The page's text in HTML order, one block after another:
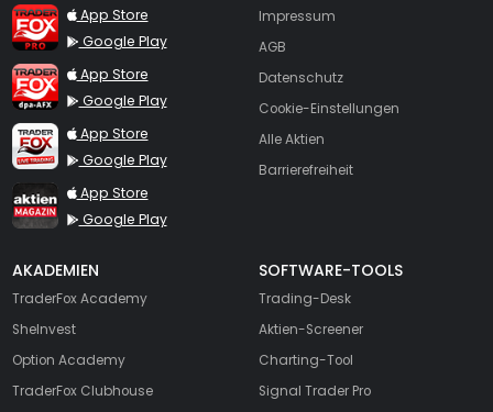
TraderFox Pro
App Store
Google Play
TraderFox dpa-AFX ProFeed
App Store
Google Play
TraderFox Live Trading
App Store
Google Play
TraderFox aktien Magazin
App Store
Google Play
Impressum
AGB
Datenschutz
Cookie-Einstellungen
Alle Aktien
Barrierefreiheit
AKADEMIEN
TraderFox Academy
SheInvest
Option Academy
TraderFox Clubhouse
SOFTWARE-TOOLS
Trading-Desk
Aktien-Screener
Charting-Tool
Signal Trader Pro